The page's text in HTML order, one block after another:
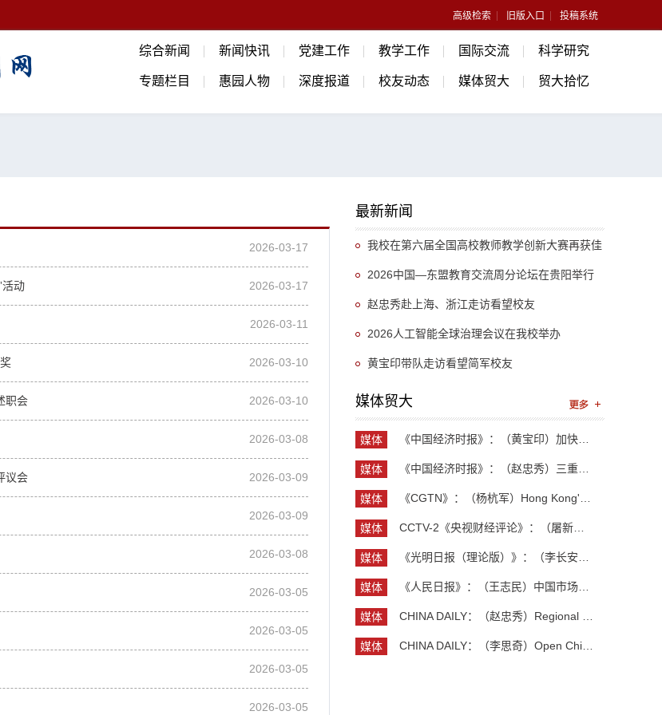
高级检索 旧版入口 投稿系统
综合新闻 新闻快讯 党建工作 教学工作 国际交流 科学研究
专题栏目 惠园人物 深度报道 校友动态 媒体贸大 贸大拾忆
2026-03-17
2026-03-17
活动
2026-03-11
2026-03-10
2026-03-10
职会
2026-03-08
2026-03-09
议会
2026-03-09
2026-03-08
2026-03-05
2026-03-05
2026-03-05
2026-03-05
最新新闻
我校在第六届全国高校教师教学创新大赛再获佳
绩 2026中国—东盟教育交流周分论坛在贵阳举行
赵忠秀赴上海、浙江走访看望校友
2026人工智能全球治理会议在我校举办
黄宝印带队走访看望简军校友
媒体贸大
媒体
媒体
媒体
媒体
媒体
媒体
媒体
媒体